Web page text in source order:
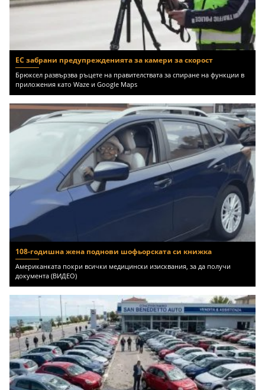
ЕС забрани предупрежденията за камери за скорост
Брюксел развързва ръцете на правителствата за спиране на функции в
приложения като Waze и Google Maps
108-годишна жена поднови шофьорската си книжка
Американката покри всички медицински изисквания, за да получи
документа (ВИДЕО)